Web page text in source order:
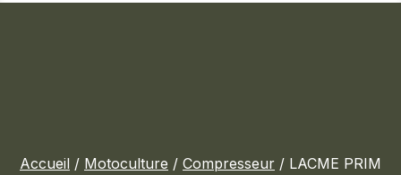
Accueil / Motoculture / Compresseur / LACME PRIM